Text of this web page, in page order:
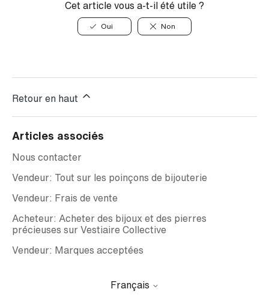
Cet article vous a-t-il été utile ?
Oui Non
Retour en haut
Articles associés
Nous contacter
Vendeur: Tout sur les poinçons de bijouterie
Vendeur: Frais de vente
Acheteur: Acheter des bijoux et des pierres
précieuses sur Vestiaire Collective
Vendeur: Marques acceptées
Français